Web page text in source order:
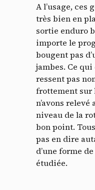
A l’usage,
très bien en
sortie enduro
importe le
bougent pas
jambes. Ce
ressent pas
frottement sur
n’avons
niveau de la
bon point.
pas en dire
d’une forme
étudiée.